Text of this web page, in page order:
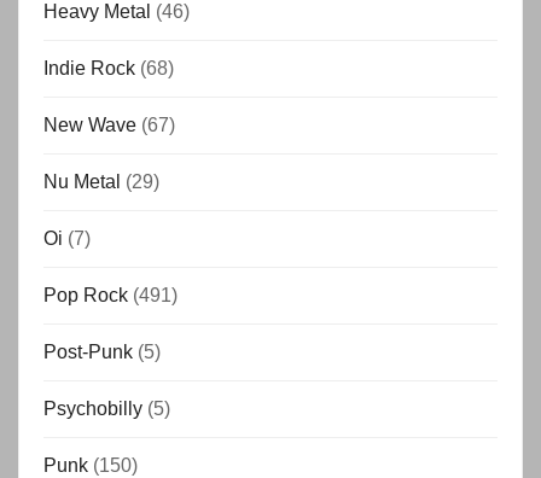
Heavy Metal (46)
Indie Rock (68)
New Wave (67)
Nu Metal (29)
Oi (7)
Pop Rock (491)
Post-Punk (5)
Psychobilly (5)
Punk (150)